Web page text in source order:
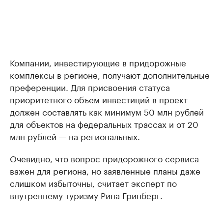
Компании, инвестирующие в придорожные
комплексы в регионе, получают дополнительные
преференции. Для присвоения статуса
приоритетного объем инвестиций в проект
должен составлять как минимум 50 млн рублей
для объектов на федеральных трассах и от 20
млн рублей — на региональных.
Очевидно, что вопрос придорожного сервиса
важен для региона, но заявленные планы даже
слишком избыточны, считает эксперт по
внутреннему туризму Рина Гринберг.